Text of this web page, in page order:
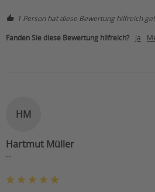
1 Person hat diese Bewertung hilfreich
Fanden Sie diese Bewertung hilfreich? Ja
HM
Hartmut Müller
""